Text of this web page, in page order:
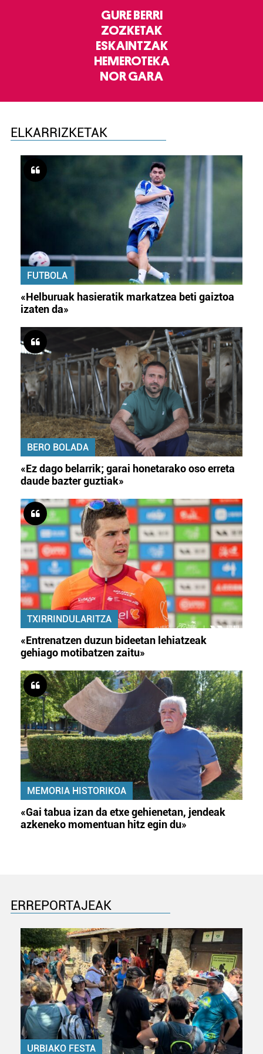
GURE BERRI
ZOZKETAK
ESKAINTZAK
HEMEROTEKA
NOR GARA
ELKARRIZKETAK
FUTBOLA
«Helburuak hasieratik markatzea beti gaiztoa
izaten da»
BERO BOLADA
«Ez dago belarrik; garai honetarako oso erreta
daude bazter guztiak»
TXIRRINDULARITZA
«Entrenatzen duzun bideetan lehiatzeak
gehiago motibatzen zaitu»
MEMORIA HISTORIKOA
«Gai tabua izan da etxe gehienetan, jendeak
azkeneko momentuan hitz egin du»
ERREPORTAJEAK
URBIAKO FESTA